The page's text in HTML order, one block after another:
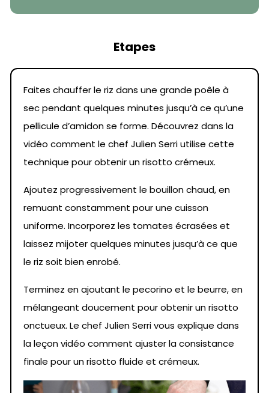
Etapes
Faites chauffer le riz dans une grande poêle à
sec pendant quelques minutes jusqu’à ce qu’une
pellicule d’amidon se forme. Découvrez dans la
vidéo comment le chef Julien Serri utilise cette
technique pour obtenir un risotto crémeux.
Ajoutez progressivement le bouillon chaud, en
remuant constamment pour une cuisson
uniforme. Incorporez les tomates écrasées et
laissez mijoter quelques minutes jusqu’à ce que
le riz soit bien enrobé.
Terminez en ajoutant le pecorino et le beurre, en
mélangeant doucement pour obtenir un risotto
onctueux. Le chef Julien Serri vous explique dans
la leçon vidéo comment ajuster la consistance
finale pour un risotto fluide et crémeux.